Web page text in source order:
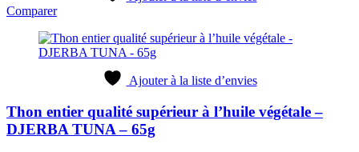
1,99 €
Comparer
Ajouter à la liste d’envies
Thon entier qualité supérieur à l’huile végétale –
DJERBA TUNA – 65g